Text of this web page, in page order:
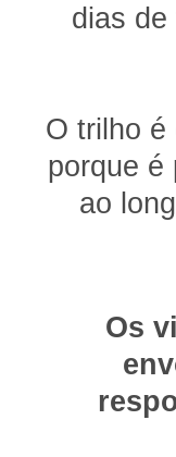
dias
O trilho é
porque é
ao
Os